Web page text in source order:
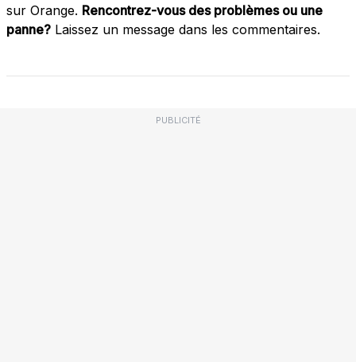
sur Orange. Rencontrez-vous des problèmes ou une
panne? Laissez un message dans les commentaires.
PUBLICITÉ